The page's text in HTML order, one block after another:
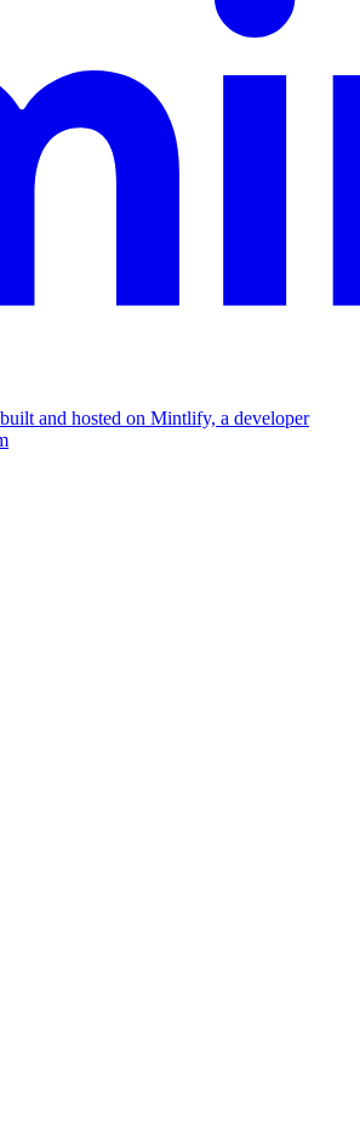
and hosted on Mintlify, a developer